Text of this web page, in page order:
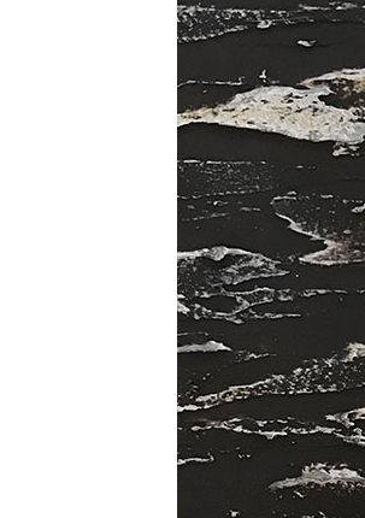
ТОЗИ САЙТ
ПОВЕЧЕ